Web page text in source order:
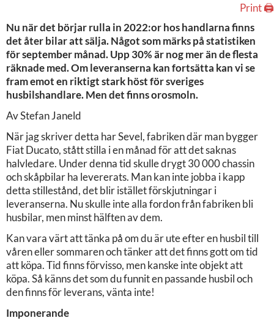
Print 🖨
Nu när det börjar rulla in 2022:or hos handlarna finns
det åter bilar att sälja. Något som märks på statistiken
för september månad. Upp 30% är nog mer än de flesta
räknade med. Om leveranserna kan fortsätta kan vi se
fram emot en riktigt stark höst för sveriges
husbilshandlare. Men det finns orosmoln.
Av Stefan Janeld
När jag skriver detta har Sevel, fabriken där man bygger
Fiat Ducato, stått stilla i en månad för att det saknas
halvledare. Under denna tid skulle drygt 30 000 chassin
och skåpbilar ha levererats. Man kan inte jobba i kapp
detta stillestånd, det blir istället förskjutningar i
leveranserna. Nu skulle inte alla fordon från fabriken bli
husbilar, men minst hälften av dem.
Kan vara värt att tänka på om du är ute efter en husbil till
våren eller sommaren och tänker att det finns gott om tid
att köpa. Tid finns förvisso, men kanske inte objekt att
köpa. Så känns det som du funnit en passande husbil och
den finns för leverans, vänta inte!
Imponerande